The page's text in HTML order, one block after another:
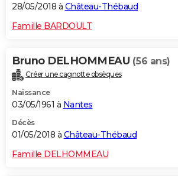
28/05/2018 à Château-Thébaud
Famille BARDOULT
Bruno DELHOMMEAU (56 ans)
Créer une cagnotte obsèques
Naissance
03/05/1961 à Nantes
Décès
01/05/2018 à Château-Thébaud
Famille DELHOMMEAU